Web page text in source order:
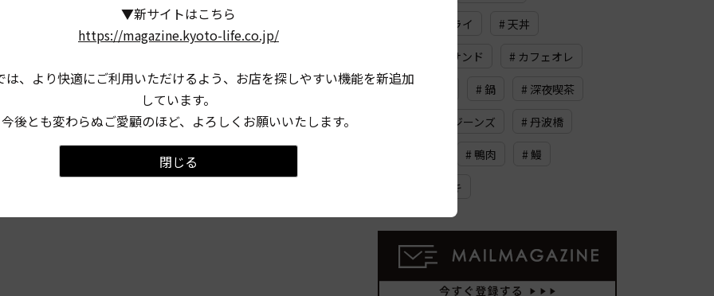
# フレンチフライ # 天丼
# ビーフカツサンド # カフェオレ
# ロースハム # 鍋 # 深夜喫茶
# ジーンズ # 丹波橋
# 鴨肉 # 鰻
# ドイツケーキ
▼新サイトはこちら
https://magazine.kyoto-life.co.jp/
は、より快適にご利用いただけるよう、お店を探しやすい機能を新追加
しています。
今後とも変わらぬご愛顧のほど、よろしくお願いいたします。
閉じる